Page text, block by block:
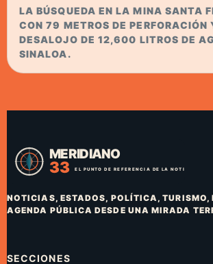
LA BÚSQUEDA EN LA MINA SANTA
CON 79 METROS DE PERFORACIÓN
DESALOJO DE 12,600 LITROS DE
SINALOA.
NOTICIAS, ESTADOS, POLÍTICA, TURISMO,
AGENDA PÚBLICA DESDE UNA MIRADA
SECCIONES